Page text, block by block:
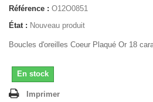
Référence : O12O0851
État : Nouveau produit
Boucles d'oreilles Coeur Plaqué Or 18
En stock
Imprimer